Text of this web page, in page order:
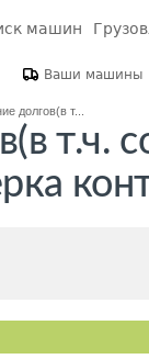
машин
Ваши машины
долгов(в т...
т.ч.